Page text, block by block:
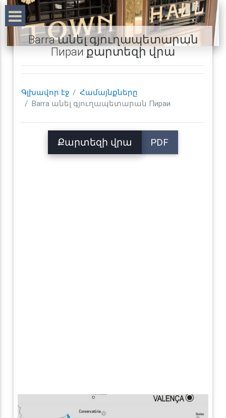
Barra անել գյուղապետարան
Пираи քարտեզի վրա
Գլխավոր էջ
Համայնքները
Barra անել գյուղապետարան Пираи
Քարտեզի վրա PDF